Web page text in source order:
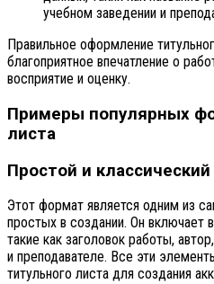
учебном заведении и
Правильное оформление
благоприятное впечатление о
восприятие и оценку.
Примеры популярных
листа
Простой и
Этот формат является одним из
простых в создании. Он включает
такие как заголовок работы,
и преподавателе. Все эти
титульного листа для создания